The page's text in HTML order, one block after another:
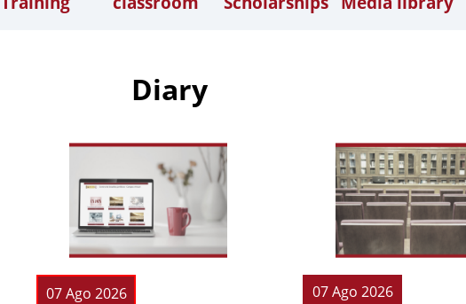
Diary
07 Ago 2026 07 Ago 2026